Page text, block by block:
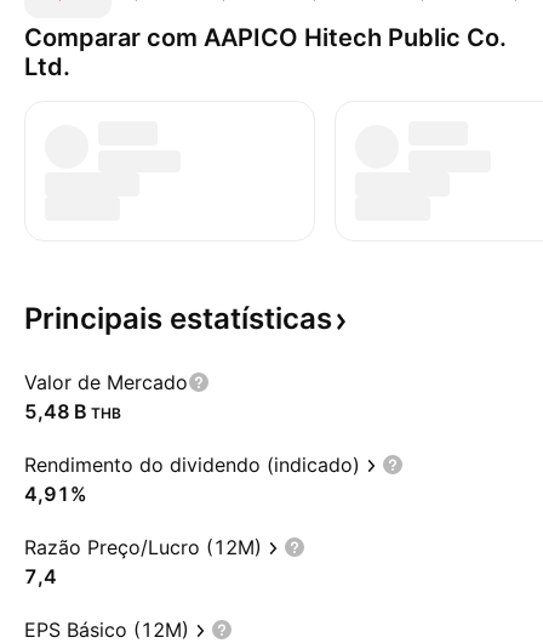
Comparar com AAPICO Hitech Public Co.
Ltd.
Principais estatísticas
Valor de Mercado
‪5,48 B‬ THB
Rendimento do dividendo (indicado)
4,91%
Razão Preço/Lucro (12M)
7,4
EPS Básico (12M)